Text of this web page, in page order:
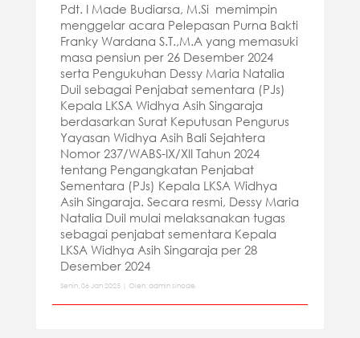
Pdt. I Made Budiarsa, M.Si memimpin
menggelar acara Pelepasan Purna Bakti
Franky Wardana S.T.,M.A yang memasuki
masa pensiun per 26 Desember 2024
serta Pengukuhan Dessy Maria Natalia
Duil sebagai Penjabat sementara (PJs)
Kepala LKSA Widhya Asih Singaraja
berdasarkan Surat Keputusan Pengurus
Yayasan Widhya Asih Bali Sejahtera
Nomor 237/WABS-IX/XII Tahun 2024
tentang Pengangkatan Penjabat
Sementara (PJs) Kepala LKSA Widhya
Asih Singaraja. Secara resmi, Dessy Maria
Natalia Duil mulai melaksanakan tugas
sebagai penjabat sementara Kepala
LKSA Widhya Asih Singaraja per 28
Desember 2024
Senin, 06 Jan 2025 | Oleh: admin sinode